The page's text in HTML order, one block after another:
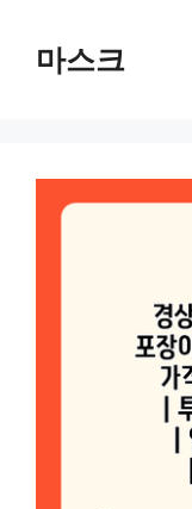
마스크